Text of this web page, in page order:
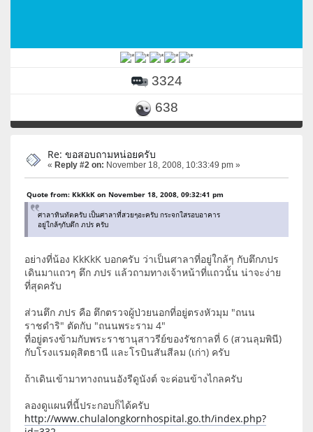
3324
638
Re: ขอสอบถามหน่อยครับ
« Reply #2 on: November 18, 2008, 10:33:49 pm »
Quote from: KkKkK on November 18, 2008, 09:32:41 pm
ศาลาทินทัตครับ เป็นศาลาที่สวยๆอะครับ กระจกใสรอบอาคาร
อยู่ใกล้ๆกับตึก ภปร ครับ
อย่างที่น้อง KkKkK บอกครับ ว่าเป็นศาลาที่อยู่ใกล้ๆ กับตึกภปร
เดินมาแถวๆ ตึก ภปร แล้วถามทางเจ้าหน้าที่แถวนั้น น่าจะง่าย
ที่สุดครับ
ส่วนตึก ภปร คือ ตึกตรวจผู้ป่วยนอกที่อยู่ตรงหัวมุม "ถนน
ราชดำริ" ตัดกับ "ถนนพระราม 4"
ที่อยู่ตรงข้ามกับพระราชานุสาวรีย์ของรัชกาลที่ 6 (สวนลุมพินี)
กับโรงแรมดุสิตธานี และโรบินสันสีลม (เก่า) ครับ
ถ้าเดินเข้ามาทางถนนอังรีดูนังต์ จะค่อนข้างไกลครับ
ลองดูแผนที่นี้ประกอบก็ได้ครับ
http://www.chulalongkornhospital.go.th/index.php?